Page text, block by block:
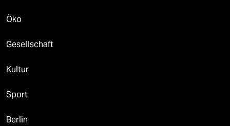
Öko
Gesellschaft
Kultur
Sport
Berlin